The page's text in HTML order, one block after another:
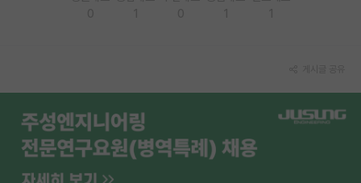
PI 전용 게시판
인문사회 계열 게시판
특수/전문대학원 게시판